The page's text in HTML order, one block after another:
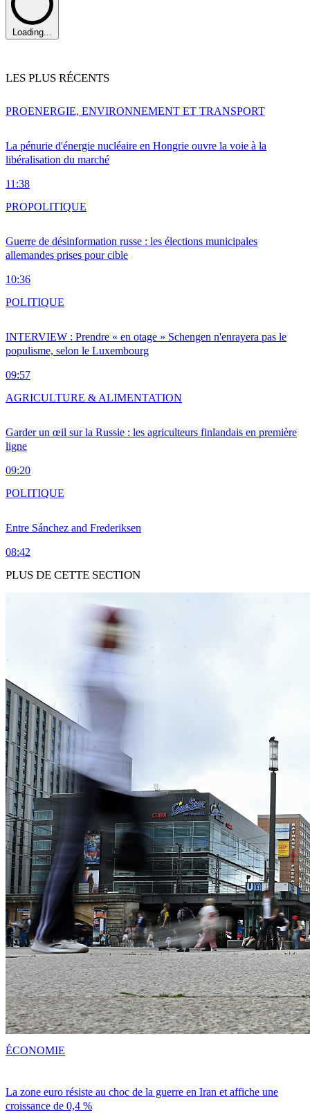
Loading...
LES PLUS RÉCENTS
La pénurie d'énergie nucléaire en Hongrie ouvre la voie à la
libéralisation du marché
11:38
PROENERGIE, ENVIRONNEMENT ET TRANSPORT
Guerre de désinformation russe : les élections municipales
allemandes prises pour cible
10:36
PROPOLITIQUE
INTERVIEW : Prendre « en otage » Schengen n'enrayera pas le
populisme, selon le Luxembourg
09:57
POLITIQUE
Garder un œil sur la Russie : les agriculteurs finlandais en première
ligne
09:20
AGRICULTURE & ALIMENTATION
Entre Sánchez and Frederiksen
08:42
POLITIQUE
PLUS DE CETTE SECTION
La zone euro résiste au choc de la guerre en Iran et affiche une
croissance de 0,4 %
ÉCONOMIE